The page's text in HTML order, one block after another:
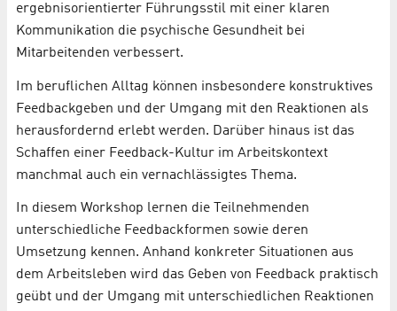
ergebnisorientierter Führungsstil mit einer klaren
Kommunikation die psychische Gesundheit bei
Mitarbeitenden verbessert.
Im beruflichen Alltag können insbesondere konstruktives
Feedbackgeben und der Umgang mit den Reaktionen als
herausfordernd erlebt werden. Darüber hinaus ist das
Schaffen einer Feedback-Kultur im Arbeitskontext
manchmal auch ein vernachlässigtes Thema.
In diesem Workshop lernen die Teilnehmenden
unterschiedliche Feedbackformen sowie deren
Umsetzung kennen. Anhand konkreter Situationen aus
dem Arbeitsleben wird das Geben von Feedback praktisch
geübt und der Umgang mit unterschiedlichen Reaktionen